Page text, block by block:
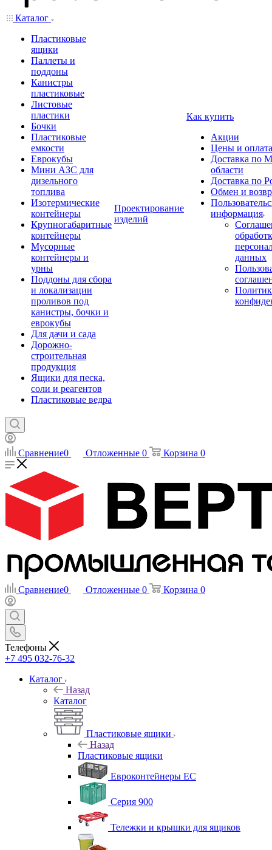
Каталог
Пластиковые
ящики
Паллеты и
поддоны
Канистры
пластиковые
Листовые
пластики
Бочки
Пластиковые
емкости
Еврокубы
Мини АЗС для
дизельного
топлива
Изотермические
контейнеры
Крупногабаритные
контейнеры
Мусорные
контейнеры и
урны
Поддоны для сбора
и локализации
проливов под
канистры, бочки и
еврокубы
Для дачи и сада
Дорожно-
строительная
продукция
Ящики для песка,
соли и реагентов
Пластиковые ведра
Проектирование
изделий
Как купить
Акции
Цены и оплата
Доставка по
области
Доставка по
Обмен и
информация
данных
Сравнение0 Отложенные 0 Корзина 0
Сравнение0 Отложенные 0 Корзина 0
Телефоны
+7 495 032-76-32
Каталог
Назад
Каталог
Пластиковые ящики
Назад
Пластиковые ящики
Евроконтейнеры ЕС
Серия 900
Тележки и крышки для ящиков